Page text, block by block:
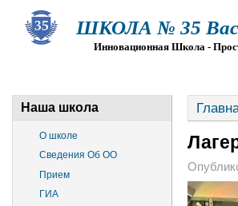
ШКОЛА № 35
Инновационная Школа -
Наша школа
О школе
Сведения Об ОО
Прием
ГИА